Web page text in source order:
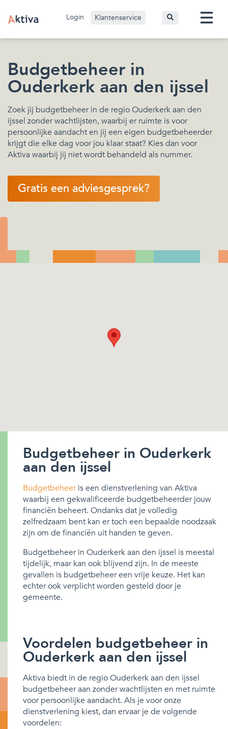
Login Klantenservice
Budgetbeheer in
Ouderkerk aan den ijssel
Zoek jij budgetbeheer in de regio Ouderkerk aan den
ijssel zonder wachtlijsten, waarbij er ruimte is voor
persoonlijke aandacht en jij een eigen budgetbeheerder
krijgt die elke dag voor jou klaar staat? Kies dan voor
Aktiva waarbij jij niet wordt behandeld als nummer.
Gratis een adviesgesprek?
Budgetbeheer in Ouderkerk
aan den ijssel
Budgetbeheeris een dienstverlening van Aktiva
waarbij een gekwalificeerde budgetbeheerder jouw
financiën beheert. Ondanks dat je volledig
zelfredzaam bent kan er toch een bepaalde noodzaak
zijn om de financiën uit handen te geven.
Budgetbeheer in Ouderkerk aan den ijssel is meestal
tijdelijk, maar kan ook blijvend zijn. In de meeste
gevallen is budgetbeheer een vrije keuze. Het kan
echter ook verplicht worden gesteld door je
gemeente.
Voordelen budgetbeheer in
Ouderkerk aan den ijssel
Aktiva biedt in de regio Ouderkerk aan den ijssel
budgetbeheer aan zonder wachtlijsten en met ruimte
voor persoonlijke aandacht. Als je voor onze
dienstverlening kiest, dan ervaar je de volgende
voordelen: